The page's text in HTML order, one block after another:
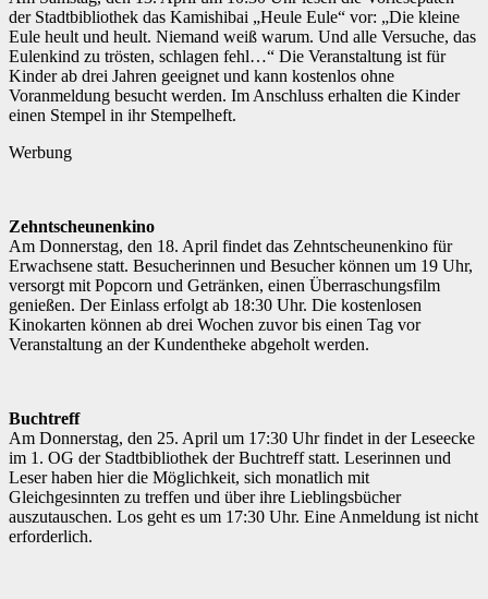
der Stadtbibliothek das Kamishibai „Heule Eule“ vor: „Die kleine
Eule heult und heult. Niemand weiß warum. Und alle Versuche, das
Eulenkind zu trösten, schlagen fehl…“ Die Veranstaltung ist für
Kinder ab drei Jahren geeignet und kann kostenlos ohne
Voranmeldung besucht werden. Im Anschluss erhalten die Kinder
einen Stempel in ihr Stempelheft.
Werbung
Zehntscheunenkino
Am Donnerstag, den 18. April findet das Zehntscheunenkino für
Erwachsene statt. Besucherinnen und Besucher können um 19 Uhr,
versorgt mit Popcorn und Getränken, einen Überraschungsfilm
genießen. Der Einlass erfolgt ab 18:30 Uhr. Die kostenlosen
Kinokarten können ab drei Wochen zuvor bis einen Tag vor
Veranstaltung an der Kundentheke abgeholt werden.
Buchtreff
Am Donnerstag, den 25. April um 17:30 Uhr findet in der Leseecke
im 1. OG der Stadtbibliothek der Buchtreff statt. Leserinnen und
Leser haben hier die Möglichkeit, sich monatlich mit
Gleichgesinnten zu treffen und über ihre Lieblingsbücher
auszutauschen. Los geht es um 17:30 Uhr. Eine Anmeldung ist nicht
erforderlich.